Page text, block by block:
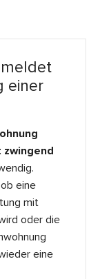
einer
zwingend
eine
mit
oder die
eine